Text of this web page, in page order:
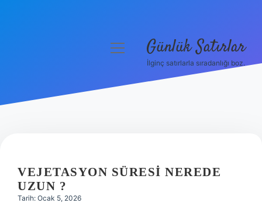
Hakkımızda
menüyü Günlük Satırlar
İlginç satırlarla sıradanlığı boz.
VEJETASYON SÜRESI NEREDE
UZUN ?
Tarih: Ocak 5, 2026